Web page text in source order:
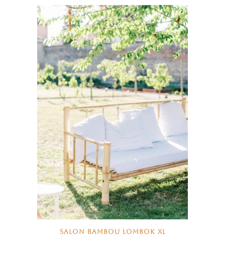
SALON BAMBOU LOMBOK XL